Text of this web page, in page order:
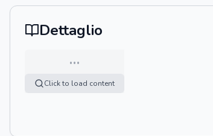
Dettaglio
…
Click to load content